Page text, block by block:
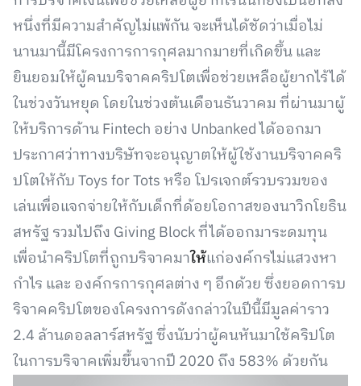
หนึ่งที่มีความสำคัญไม่แพ้กัน จะเห็นได้ชัดว่าเมื่อไม่
นานมานี้มีโครงการการกุศลมากมายที่เกิดขึ้น และ
ยินยอมให้ผู้คนบริจาคคริปโตเพื่อช่วยเหลือผู้ยากไร้ได้
ในช่วงวันหยุด โดยในช่วงต้นเดือนธันวาคม ที่ผ่านมาผู้
ให้บริการด้าน Fintech อย่าง Unbanked ได้ออกมา
ประกาศว่าทางบริษัทจะอนุญาตให้ผู้ใช้งานบริจาคคริ
ปโตให้กับ Toys for Tots หรือ โปรเจกต์รวบรวมของ
เล่นเพื่อแจกจ่ายให้กับเด็กที่ด้อยโอกาสของนาวิกโยธิน
สหรัฐ รวมไปถึง Giving Block ที่ได้ออกมาระดมทุน
เพื่อนำคริปโตที่ถูกบริจาคมาให้แก่องค์กรไม่แสวงหา
กำไร และ องค์กรการกุศลต่าง ๆ อีกด้วย ซึ่งยอดการบ
ริจาคคริปโตของโครงการดังกล่าวในปีนี้มีมูลค่าราว
2.4 ล้านดอลลาร์สหรัฐ ซึ่งนับว่าผู้คนหันมาใช้คริปโต
ในการบริจาคเพิ่มขึ้นจากปี 2020 ถึง 583% ด้วยกัน